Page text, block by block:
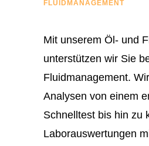
FLUIDMANAGEMENT
Mit unserem Öl- und
unterstützen wir Sie
Fluidmanagement.
Analysen von einem
Schnelltest bis hin zu
Laborauswertungen